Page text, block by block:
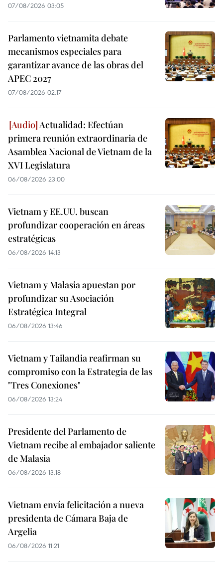
07/08/2026 03:05
Parlamento vietnamita debate
mecanismos especiales para
garantizar avance de las obras del
APEC 2027
07/08/2026 02:17
Actualidad: Efectúan
primera reunión extraordinaria de
Asamblea Nacional de Vietnam de la
XVI Legislatura
06/08/2026 23:00
Vietnam y EE.UU. buscan
profundizar cooperación en áreas
estratégicas
06/08/2026 14:13
Vietnam y Malasia apuestan por
profundizar su Asociación
Estratégica Integral
06/08/2026 13:46
Vietnam y Tailandia reafirman su
compromiso con la Estrategia de las
"Tres Conexiones"
06/08/2026 13:24
Presidente del Parlamento de
Vietnam recibe al embajador saliente
de Malasia
06/08/2026 13:18
Vietnam envía felicitación a nueva
presidenta de Cámara Baja de
Argelia
06/08/2026 11:21